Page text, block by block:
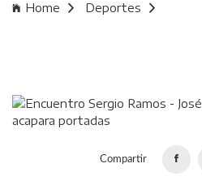
Home
Deportes
Compartir